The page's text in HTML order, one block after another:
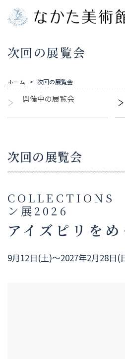
次回の展覧会
ホーム 次回の展覧会
開催中の展覧会
次回の展覧会
COLLECTIONS
ン展2026
アイズピリを
9月12日(土)～2027年2月28日(